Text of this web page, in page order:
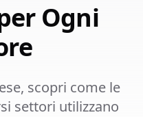
Ogni
scopri come le
settori utilizzano